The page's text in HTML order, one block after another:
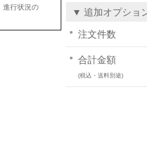
進行状況の
▼ 追加オプショ
注文件数
合計金額
(税込・送料別途)